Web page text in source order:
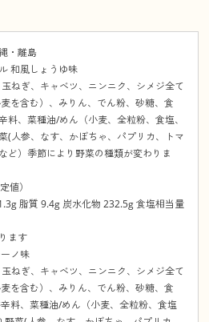
・離島
和風しょうゆ味
ねぎ、キャベツ、ニンニク、シメジ全て
を含む）、みりん、でん粉、砂糖、食
料、菜種油/めん（小麦、全粒粉、食塩、
(人参、なす、かぼちゃ、パプリカ、トマ
ど）季節により野菜の種類が変わりま
値）
脂質 9.4g 炭水化物 232.5g 食塩相当量
ます
ノ味
ねぎ、キャベツ、ニンニク、シメジ全て
を含む）、みりん、でん粉、砂糖、食
料、菜種油/めん（小麦、全粒粉、食塩